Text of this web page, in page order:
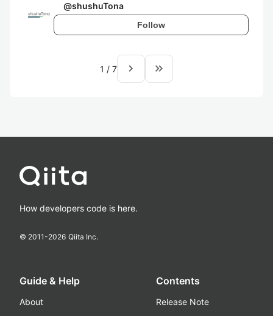
@shushuTona
Follow
1 / 7 navigate_next keyboard_double_arrow_right
How developers code is here.
© 2011-2026 Qiita Inc.
Guide & Help
About
Contents
Release Note